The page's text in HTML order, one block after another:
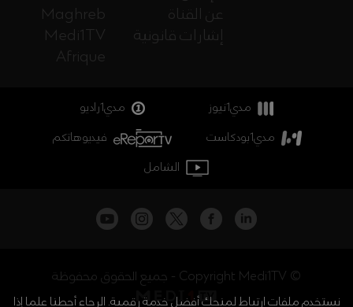
Maghreb
Medi1TV
Afrique
عن القناة
إشارات قانونية
مدي1نيوز
مدي1راديو
مدي1بودكاست
فيديوهاتكم
الشامل
جميع الحقوق محفوظة - Copyright Medi1TV ©
نستخدم ملفات ارتباط لمنحك أفضل خدمة رقمية. الرجاء أحطنا علما إذا